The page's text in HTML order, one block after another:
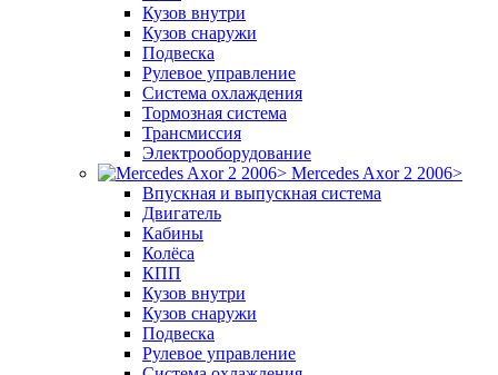
Кузов внутри
Кузов снаружи
Подвеска
Рулевое управление
Система охлаждения
Тормозная система
Трансмиссия
Электрооборудование
Mercedes Axor 2 2006>
Впускная и выпускная система
Двигатель
Кабины
Колёса
КПП
Кузов внутри
Кузов снаружи
Подвеска
Рулевое управление